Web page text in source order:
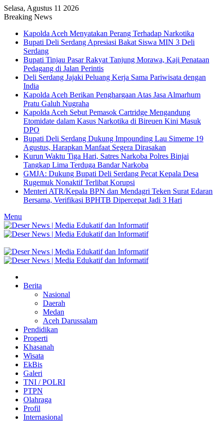
Selasa, Agustus 11 2026
Breaking News
Kapolda Aceh Menyatakan Perang Terhadap Narkotika
Bupati Deli Serdang Apresiasi Bakat Siswa MIN 3 Deli
Serdang
Bupati Tinjau Pasar Rakyat Tanjung Morawa, Kaji Penataan
Pedagang di Jalan Perintis
Deli Serdang Jajaki Peluang Kerja Sama Pariwisata dengan
India
Kapolda Aceh Berikan Penghargaan Atas Jasa Almarhum
Pratu Galuh Nugraha
Kapolda Aceh Sebut Pemasok Cartridge Mengandung
Etomidate dalam Kasus Narkotika di Bireuen Kini Masuk
DPO
Bupati Deli Serdang Dukung Impounding Lau Simeme 19
Agustus, Harapkan Manfaat Segera Dirasakan
Kurun Waktu Tiga Hari, Satres Narkoba Polres Binjai
Tangkap Lima Terduga Bandar Narkoba
GMJA: Dukung Bupati Deli Serdang Pecat Kepala Desa
Rugemuk Nonaktif Terlibat Korupsi
Menteri ATR/Kepala BPN dan Mendagri Teken Surat Edaran
Bersama, Verifikasi BPHTB Dipercepat Jadi 3 Hari
Menu
Berita
Nasional
Daerah
Medan
Aceh Darussalam
Pendidikan
Properti
Khasanah
Wisata
EkBis
Galeri
TNI / POLRI
PTPN
Olahraga
Profil
Internasional